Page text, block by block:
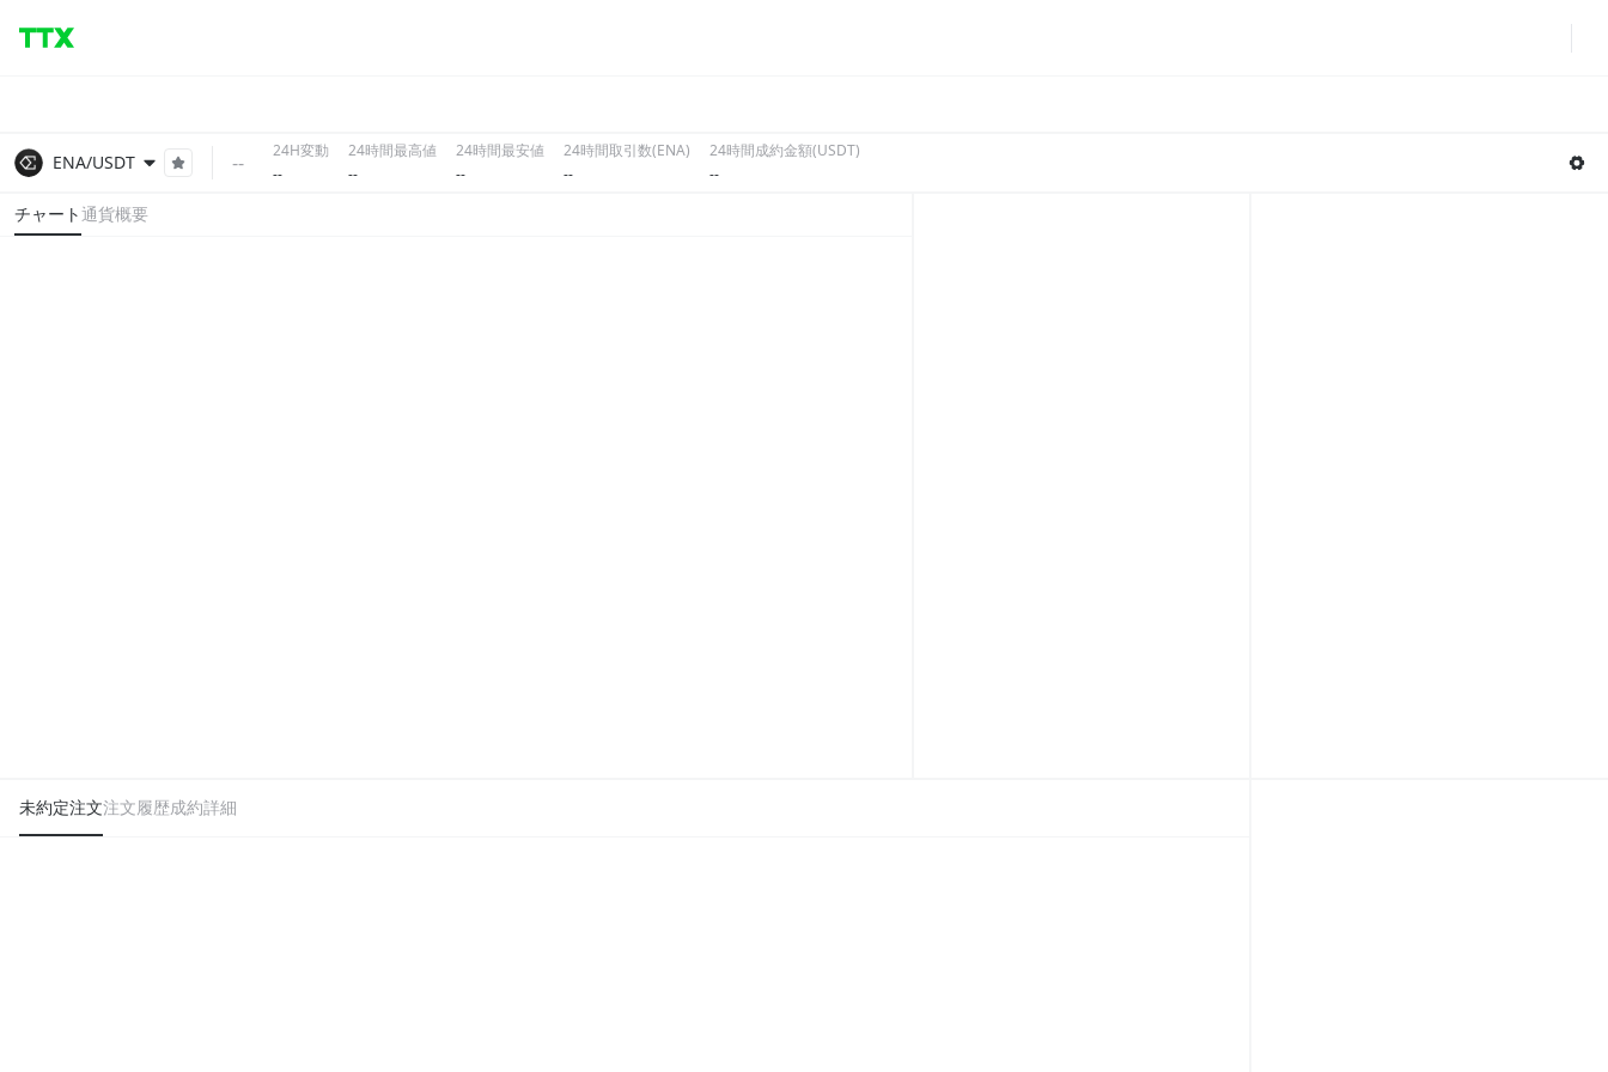
ENA/USDT --
24H変動
--
24時間最高値
--
24時間最安値
--
24時間取引数(ENA)
--
24時間成約金額(USDT)
--
チャート通貨概要
未約定注文注文履歴成約詳細